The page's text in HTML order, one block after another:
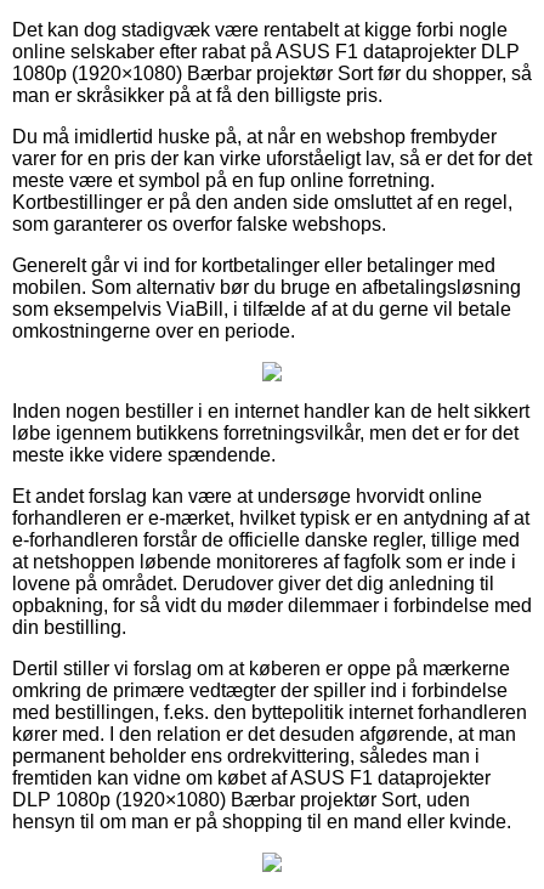
Det kan dog stadigvæk være rentabelt at kigge forbi nogle
online selskaber efter rabat på ASUS F1 dataprojekter DLP
1080p (1920×1080) Bærbar projektør Sort før du shopper, så
man er skråsikker på at få den billigste pris.
Du må imidlertid huske på, at når en webshop frembyder
varer for en pris der kan virke uforståeligt lav, så er det for det
meste være et symbol på en fup online forretning.
Kortbestillinger er på den anden side omsluttet af en regel,
som garanterer os overfor falske webshops.
Generelt går vi ind for kortbetalinger eller betalinger med
mobilen. Som alternativ bør du bruge en afbetalingsløsning
som eksempelvis ViaBill, i tilfælde af at du gerne vil betale
omkostningerne over en periode.
Inden nogen bestiller i en internet handler kan de helt sikkert
løbe igennem butikkens forretningsvilkår, men det er for det
meste ikke videre spændende.
Et andet forslag kan være at undersøge hvorvidt online
forhandleren er e-mærket, hvilket typisk er en antydning af at
e-forhandleren forstår de officielle danske regler, tillige med
at netshoppen løbende monitoreres af fagfolk som er inde i
lovene på området. Derudover giver det dig anledning til
opbakning, for så vidt du møder dilemmaer i forbindelse med
din bestilling.
Dertil stiller vi forslag om at køberen er oppe på mærkerne
omkring de primære vedtægter der spiller ind i forbindelse
med bestillingen, f.eks. den byttepolitik internet forhandleren
kører med. I den relation er det desuden afgørende, at man
permanent beholder ens ordrekvittering, således man i
fremtiden kan vidne om købet af ASUS F1 dataprojekter
DLP 1080p (1920×1080) Bærbar projektør Sort, uden
hensyn til om man er på shopping til en mand eller kvinde.